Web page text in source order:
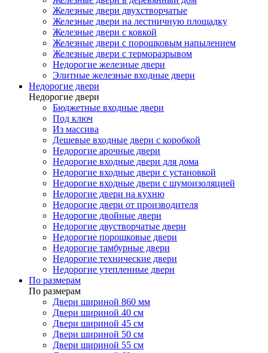
Железные двери двухстворчатые
Железные двери на лестничную площадку
Железные двери с ковкой
Железные двери с порошковым напылением
Железные двери с терморазрывом
Недорогие железные двери
Элитные железные входные двери
Недорогие двери
Недорогие двери
Бюджетные входные двери
Под ключ
Из массива
Дешевые входные двери с коробкой
Недорогие арочные двери
Недорогие входные двери для дома
Недорогие входные двери с установкой
Недорогие входные двери с шумоизоляцией
Недорогие двери на кухню
Недорогие двери от производителя
Недорогие двойные двери
Недорогие двустворчатые двери
Недорогие порошковые двери
Недорогие тамбурные двери
Недорогие технические двери
Недорогие утепленные двери
По размерам
По размерам
Двери шириной 860 мм
Двери шириной 40 см
Двери шириной 45 см
Двери шириной 50 см
Двери шириной 55 см